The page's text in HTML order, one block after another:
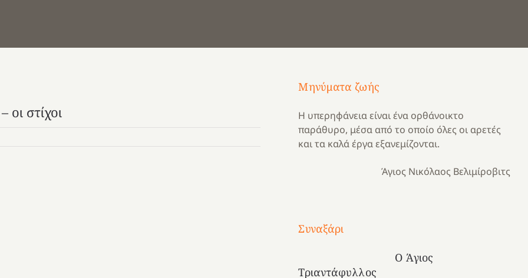
στίχοι
Μηνύματα ζωής
Η υπερηφάνεια είναι ένα ορθάνοικτο
παράθυρο, μέσα από το οποίο όλες οι αρετές
και τα καλά έργα εξανεμίζονται.
Άγιος Νικόλαος Βελιμίροβιτς
Συναξάρι
Ο Άγιος
Τριαντάφυλλος
Μια
και
Κατασκηνωτικές